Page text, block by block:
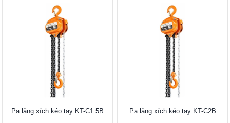
Pa lăng xích kéo tay KT-C1.5B Pa lăng xích kéo tay KT-C2B